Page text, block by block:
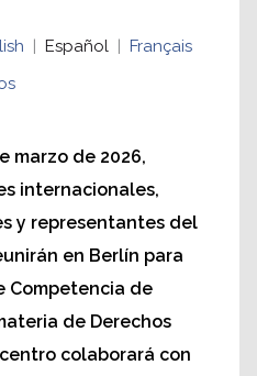
Español Français
marzo de 2026,
internacionales,
y representantes del
en Berlín para
Competencia de
de Derechos
colaborará con